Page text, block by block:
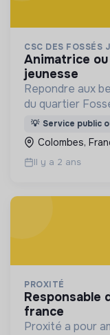
CSC DES FOSSÉS
animatrice ou animateur référent.e
jeunesse
Repondre aux
du quartier
impliquant dans
💡 Service public
Colombes,
Il y a 2 ans
PROXITÉ
responsable de mentorat - nanterre,
france
Proxité a pour